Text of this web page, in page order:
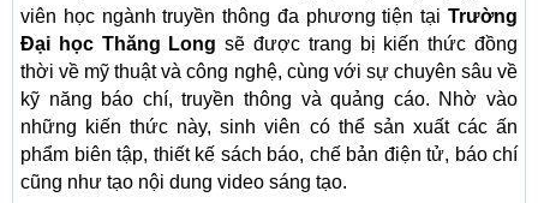
viên học ngành truyền thông đa phương tiện tại Trường
Đại học Thăng Long sẽ được trang bị kiến thức đồng
thời về mỹ thuật và công nghệ, cùng với sự chuyên sâu về
kỹ năng báo chí, truyền thông và quảng cáo. Nhờ vào
những kiến thức này, sinh viên có thể sản xuất các ấn
phẩm biên tập, thiết kế sách báo, chế bản điện tử, báo chí
cũng như tạo nội dung video sáng tạo.